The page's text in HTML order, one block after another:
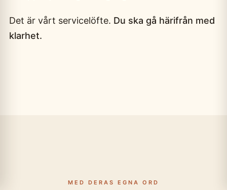
Det är vårt servicelöfte. Du ska gå härifrån med
klarhet.
MED DERAS EGNA ORD